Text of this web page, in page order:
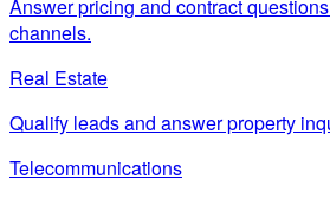
Answer pricing and contract
channels.
Real Estate
Qualify leads and answer property
Telecommunications